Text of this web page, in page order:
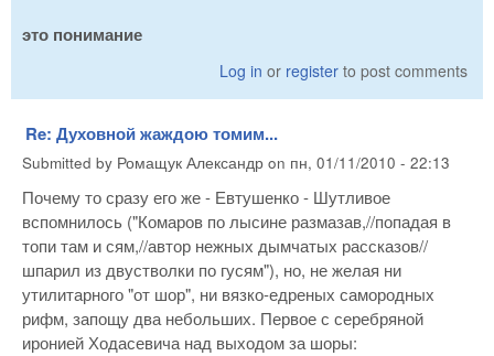
это понимание
Log in or register to post comments
Re: Духовной жаждою томим...
Submitted by Ромащук Александр on пн, 01/11/2010 - 22:13
Почему то сразу его же - Евтушенко - Шутливое
вспомнилось ("Комаров по лысине размазав,//попадая в
топи там и сям,//автор нежных дымчатых рассказов//
шпарил из двустволки по гусям"), но, не желая ни
утилитарного "от шор", ни вязко-едреных самородных
рифм, запощу два небольших. Первое с серебряной
иронией Ходасевича над выходом за шоры: